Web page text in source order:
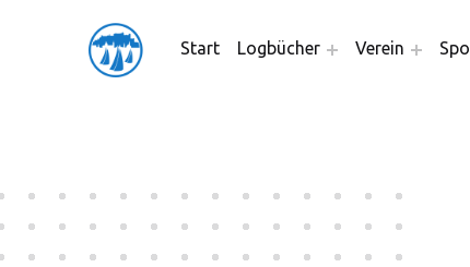
friedensflotte salzburg
Friedensflotte Salzburg Start Logbücher Verein